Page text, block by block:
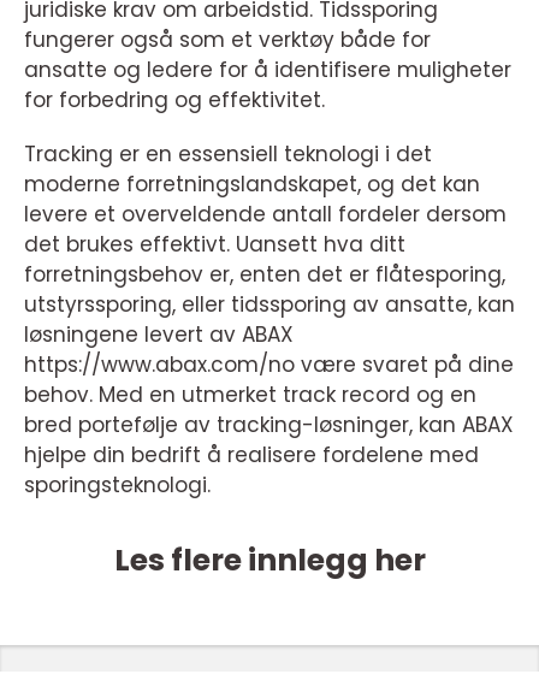
juridiske krav om arbeidstid. Tidssporing
fungerer også som et verktøy både for
ansatte og ledere for å identifisere muligheter
for forbedring og effektivitet.
Tracking er en essensiell teknologi i det
moderne forretningslandskapet, og det kan
levere et overveldende antall fordeler dersom
det brukes effektivt. Uansett hva ditt
forretningsbehov er, enten det er flåtesporing,
utstyrssporing, eller tidssporing av ansatte, kan
løsningene levert av ABAX
https://www.abax.com/no være svaret på dine
behov. Med en utmerket track record og en
bred portefølje av tracking-løsninger, kan ABAX
hjelpe din bedrift å realisere fordelene med
sporingsteknologi.
Les flere innlegg her